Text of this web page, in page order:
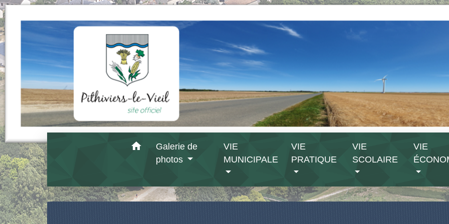
home
Galerie de
photos
VIE
MUNICIPALE
VIE
PRATIQUE
VIE
SCOLAIRE
VIE